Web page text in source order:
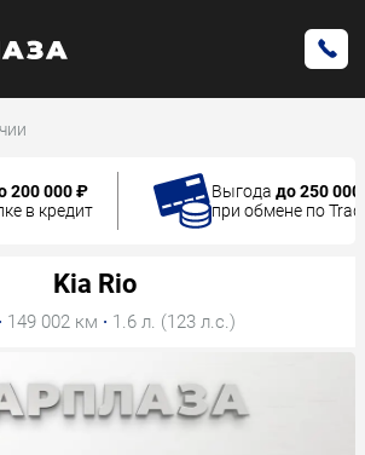
200 000 ₽
в кредит
Выгода до 250
при обмене по
Kia Rio
· 149 002 км · 1.6 л. (123 л.с.)